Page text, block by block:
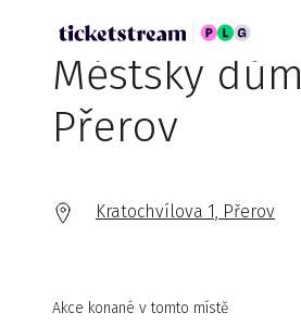
Městský dům
Přerov
Kratochvílova 1, Přerov
Akce konané v tomto místě